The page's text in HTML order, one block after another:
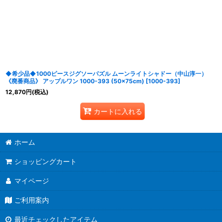
◆希少品◆1000ピースジグソーパズル ムーンライトシャドー（中山淳一）
《廃番商品》 アップルワン 1000-393 (50×75cm) [1000-393]
12,870円(税込)
カートに入れる
ホーム
ショッピングカート
マイページ
ご利用案内
最近チェックしたアイテム